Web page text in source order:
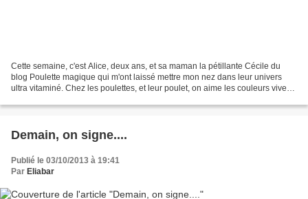
Cette semaine, c'est Alice, deux ans, et sa maman la pétillante Cécile du
blog Poulette magique qui m'ont laissé mettre mon nez dans leur univers
ultra vitaminé. Chez les poulettes, et leur poulet, on aime les couleurs vives,
Demain, on signe....
Publié le 03/10/2013 à 19:41
Par Eliabar